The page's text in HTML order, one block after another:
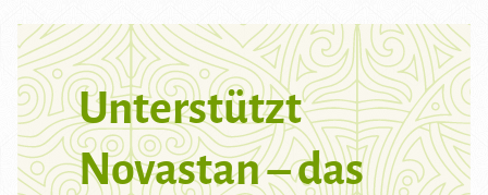
Unterstützt
Novastan – das